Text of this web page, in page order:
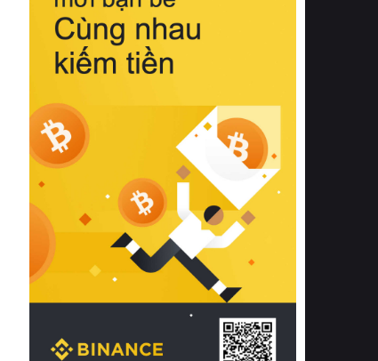
cột sống.
Bên cạnh đó, việc lựa chọn các dòng
sản phẩm đạt chuẩn chất lượng quốc
tế còn giúp ngăn ngừa tình trạng kích
khuẩn và nấm mốc trong điều kiện
thời tiết nóng ẩm. Bạn có thể tìm hiểu
thêm các nghiên cứu khoa học về tác
động của giấc ngủ và môi trường
phòng ngủ đối với sức khỏe con
người tại Sleep Foundation (External
Link) để có cái nhìn toàn diện hơn.
2. Các tiêu chí vàng khi lựa chọn
chăn ga gối đệm cao cấp cho phòng
ngủ
Để sở hữu một bộ chăn ga gối đệm
cao cấp hoàn hảo cả về thẩm mỹ lẫn
công năng, người tiêu dùng cần cân
nhắc kỹ lưỡng các tiêu chí quan trọng